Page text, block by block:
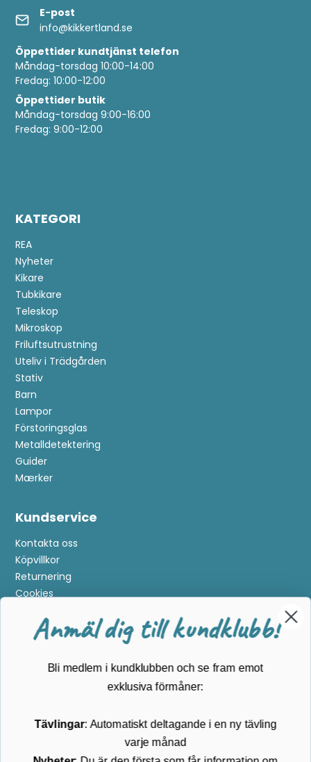
E-post
info@kikkertland.se
Öppettider kundtjänst telefon
Måndag-torsdag 10:00-14:00
Fredag: 10:00-12:00
Öppettider butik
Måndag-torsdag 9:00-16:00
Fredag: 9:00-12:00
KATEGORI
REA
Nyheter
Kikare
Tubkikare
Teleskop
Mikroskop
Friluftsutrustning
Uteliv i Trädgården
Stativ
Barn
Lampor
Förstoringsglas
Metalldetektering
Guider
Mærker
Kundservice
Kontakta oss
Köpvillkor
Returnering
Cookies
Prenumerera på vårt nyhetsbrev
ANMÄLAN NYHETSBREVET
Följ oss på Facebook
Anmäl dig till kundklubb!
Bli medlem i kundklubben och se fram emot
Tävlingar
de senaste produkterna